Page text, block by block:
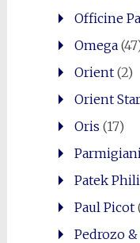
Officine
Omega
Orient(2)
Orient Star
Oris (17)
Patek
Paul Picot
Pedrozo